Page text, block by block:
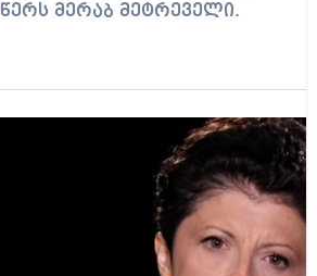
წერს მერაბ მეტრეველი.